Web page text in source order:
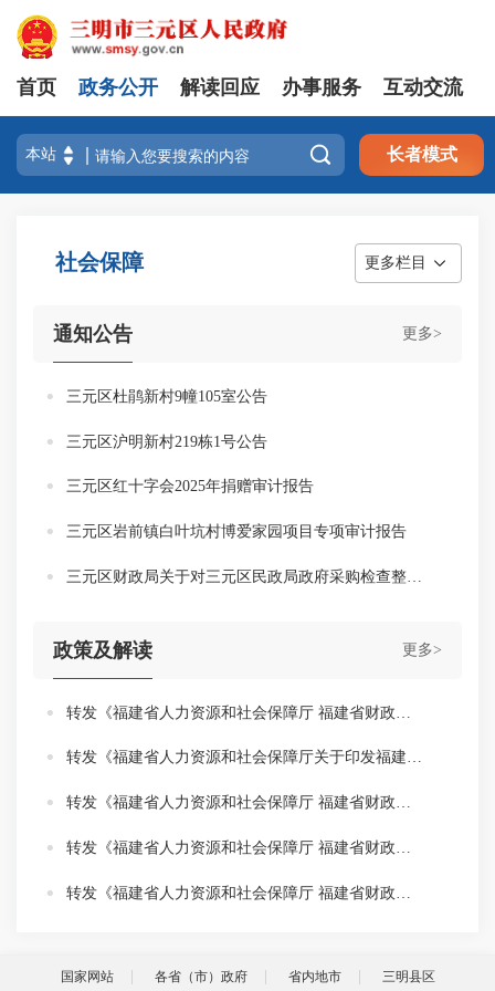
首页 政务公开 解读回应 办事服务 互动交流
 长者模式
社会保障 更多栏目
更多>
通知公告
三元区杜鹃新村9幢105室公告
三元区沪明新村219栋1号公告
三元区红十字会2025年捐赠审计报告
三元区岩前镇白叶坑村博爱家园项目专项审计报告
更多>
政策及解读
转发《福建省人力资源和社会保障厅关于印发福建省大规模职业技能提升培训行动实施方案》的政策解读
转发《福建省人力资源和社会保障厅 福建省财政厅关于调整2025年全省工伤保险定期待遇的通知》
转发《福建省人力资源和社会保障厅 福建省财政厅 国家税务总局福建省税务局关于调整2025年城镇职工基本养老保险缴费基数和计发基数的通知》
国家网站 各省（市）政府 省内地市 三明县区